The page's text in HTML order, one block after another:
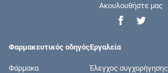
Ακουλουθήστε μας
Φαρμακευτικός οδηγός
Φάρμακα
Εργαλεία
Έλεγχος συγχορήγησης